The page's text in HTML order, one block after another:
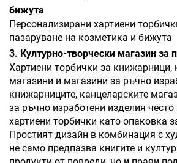
бижута
Персонализирани хартиени
пазаруване на козметика и бижута
3. Културно-творчески магазин за
Хартиени торбички за книжарници,
магазини и магазини за ръчно
книжарниците, канцеларските
за ръчно изработени изделия често
хартиени торбички като опаковка
Простият дизайн в комбинация с
не само предпазва книгите и